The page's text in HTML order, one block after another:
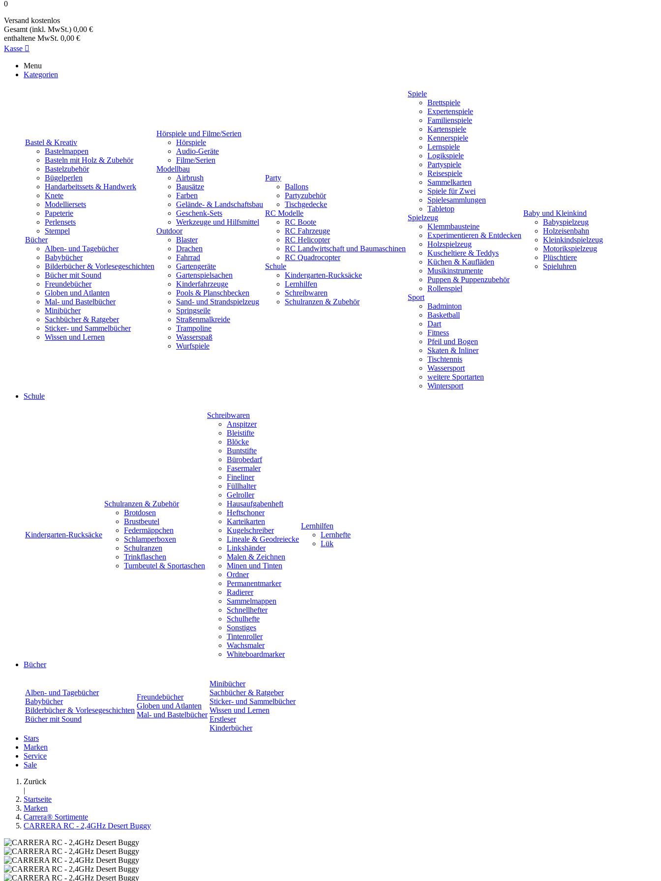
0
Versand kostenlos
Gesamt (inkl. MwSt.) 0,00 €
enthaltene MwSt. 0,00 €
Kasse 
Menu
Kategorien
Bastel & Kreativ
Bastelmappen
Basteln mit Holz & Zubehör
Bastelzubehör
Bügelperlen
Handarbeitssets & Handwerk
Knete
Modelliersets
Papeterie
Perlensets
Stempel
Bücher
Alben- und Tagebücher
Babybücher
Bilderbücher & Vorlesegeschichten
Bücher mit Sound
Freundebücher
Globen und Atlanten
Mal- und Bastelbücher
Minibücher
Sachbücher & Ratgeber
Sticker- und Sammelbücher
Wissen und Lernen
Hörspiele und Filme/Serien
Hörspiele
Audio-Geräte
Filme/Serien
Modellbau
Airbrush
Bausätze
Farben
Gelände- & Landschaftsbau
Geschenk-Sets
Werkzeuge und Hilfsmittel
Outdoor
Blaster
Drachen
Fahrrad
Gartengeräte
Gartenspielsachen
Kinderfahrzeuge
Pools & Planschbecken
Sand- und Strandspielzeug
Springseile
Straßenmalkreide
Trampoline
Wasserspaß
Wurfspiele
Party
Ballons
Partyzubehör
Tischgedecke
RC Modelle
RC Boote
RC Fahrzeuge
RC Helicopter
RC Landwirtschaft und Baumaschinen
RC Quadrocopter
Schule
Kindergarten-Rucksäcke
Lernhilfen
Schreibwaren
Schulranzen & Zubehör
Spiele
Brettspiele
Expertenspiele
Familienspiele
Kartenspiele
Kennerspiele
Lernspiele
Logikspiele
Partyspiele
Reisespiele
Sammelkarten
Spiele für Zwei
Spielesammlungen
Tabletop
Spielzeug
Klemmbausteine
Experimentieren & Entdecken
Holzspielzeug
Kuscheltiere & Teddys
Küchen & Kaufläden
Musikinstrumente
Puppen & Puppenzubehör
Rollenspiel
Sport
Badminton
Basketball
Dart
Fitness
Pfeil und Bogen
Skaten & Inliner
Tischtennis
Wassersport
weitere Sportarten
Wintersport
Baby und Kleinkind
Babyspielzeug
Holzeisenbahn
Kleinkindspielzeug
Motorikspielzeug
Plüschtiere
Spieluhren
Schule
Kindergarten-Rucksäcke
Schulranzen & Zubehör
Brotdosen
Brustbeutel
Federmäppchen
Schlamperboxen
Schulranzen
Trinkflaschen
Turnbeutel & Sportaschen
Schreibwaren
Anspitzer
Bleistifte
Blöcke
Buntstifte
Bürobedarf
Fasermaler
Fineliner
Füllhalter
Gelroller
Hausaufgabenheft
Heftschoner
Karteikarten
Kugelschreiber
Lineale & Geodreiecke
Linkshänder
Malen & Zeichnen
Minen und Tinten
Ordner
Permanentmarker
Radierer
Sammelmappen
Schnellhefter
Schulhefte
Sonstiges
Tintenroller
Wachsmaler
Whiteboardmarker
Lernhilfen
Lernhefte
Lük
Bücher
Alben- und Tagebücher
Babybücher
Bilderbücher & Vorlesegeschichten
Bücher mit Sound
Freundebücher
Globen und Atlanten
Mal- und Bastelbücher
Minibücher
Sachbücher & Ratgeber
Sticker- und Sammelbücher
Wissen und Lernen
Erstleser
Kinderbücher
Stars
Marken
Service
Sale
Zurück
|
Startseite
Marken
Carrera® Sortimente
CARRERA RC - 2,4GHz Desert Buggy